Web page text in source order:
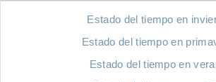
Estado del tiempo en
Estado del tiempo en
Estado del tiempo en